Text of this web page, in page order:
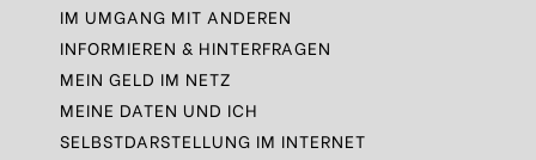
IM UMGANG MIT ANDEREN
INFORMIEREN & HINTERFRAGEN
MEIN GELD IM NETZ
MEINE DATEN UND ICH
SELBSTDARSTELLUNG IM INTERNET